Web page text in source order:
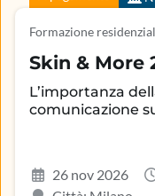
Formazione
Skin & More
L’importanza
comunicazione
dermatologica
26 nov 2026